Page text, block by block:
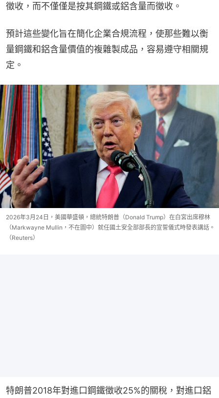
徵收，而不僅僅是按其鋼鐵或鋁含量而徵收。
預計這些變化旨在簡化企業合規流程，使那些難以衡
量鋼鐵和鋁含量價值的複雜製成品，容易遵守相關規
定。
2026年3月24日，美國華盛頓，總統特朗普（Donald Trump）在白宮出席穆林
（Markwayne Mullin，不在圖中）就任國土安全部部長的宣誓儀式時發表講話。
（Reuters）
特朗普2018年對進口鋼鐵徵收25%的關稅，對進口鋁